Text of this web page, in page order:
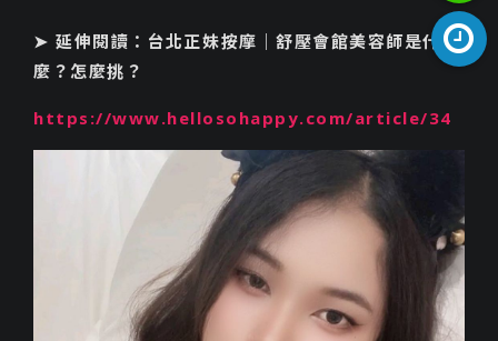
➤ 延伸閱讀：台北正妹按摩｜舒壓會館美容師是什
麼？怎麼挑？
https://www.hellosohappy.com/article/34
https://